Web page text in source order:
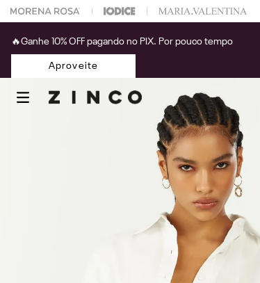
na sua 1° compra usando o cupom: PRIMEIRAZIN
🔥Ganhe 10% OFF pagando no PIX. Por pouco tempo
Aproveite